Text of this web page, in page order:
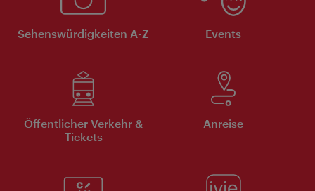
Sehenswürdigkeiten A-Z Events
Öffentlicher Verkehr &
Tickets
Anreise